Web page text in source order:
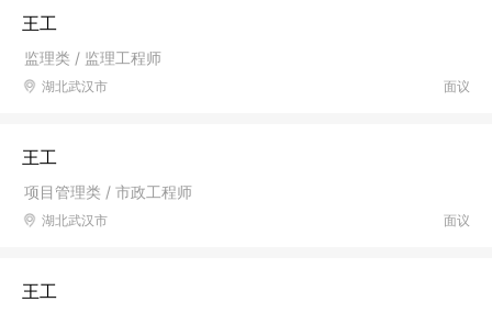
王工
监理类 / 监理工程师
面议
湖北武汉市
王工
项目管理类 / 市政工程师
面议
湖北武汉市
王工